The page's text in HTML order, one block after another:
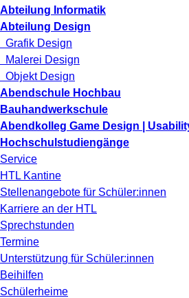
Abteilung Informatik
Abteilung Design
Grafik Design
Malerei Design
Objekt Design
Abendschule Hochbau
Bauhandwerkschule
Abendkolleg Game Design |
Hochschulstudiengänge
Service
HTL Kantine
Stellenangebote für Schüler:innen
Karriere an der HTL
Sprechstunden
Termine
Unterstützung für Schüler:innen
Beihilfen
Schülerheime